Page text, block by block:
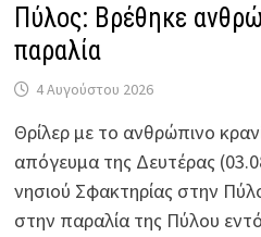
Πύλος: Βρέθηκε
παραλία
4 Αυγούστου 2026
Θρίλερ με το ανθρώπινο
απόγευμα της Δευτέρας
νησιού Σφακτηρίας στην
στην παραλία της Πύλου